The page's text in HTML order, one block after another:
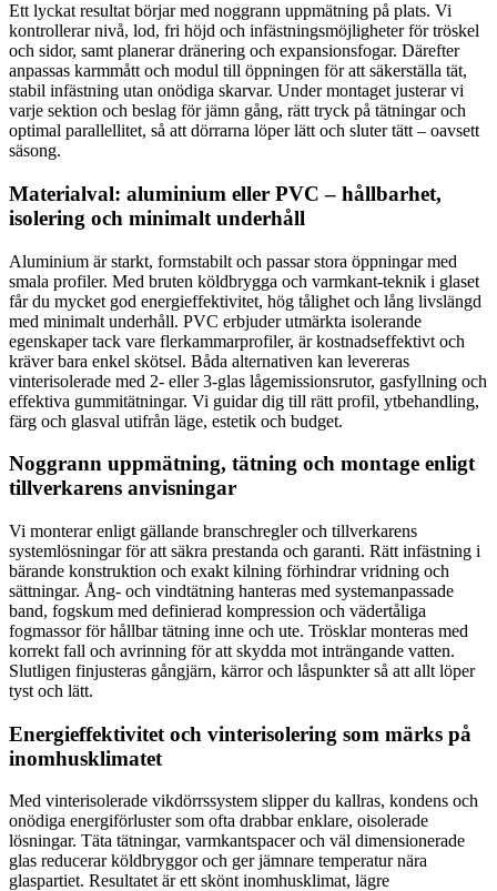
Ett lyckat resultat börjar med noggrann uppmätning på plats. Vi
kontrollerar nivå, lod, fri höjd och infästningsmöjligheter för tröskel
och sidor, samt planerar dränering och expansionsfogar. Därefter
anpassas karmmått och modul till öppningen för att säkerställa tät,
stabil infästning utan onödiga skarvar. Under montaget justerar vi
varje sektion och beslag för jämn gång, rätt tryck på tätningar och
optimal parallellitet, så att dörrarna löper lätt och sluter tätt – oavsett
säsong.
Materialval: aluminium eller PVC – hållbarhet,
isolering och minimalt underhåll
Aluminium är starkt, formstabilt och passar stora öppningar med
smala profiler. Med bruten köldbrygga och varmkant-teknik i glaset
får du mycket god energieffektivitet, hög tålighet och lång livslängd
med minimalt underhåll. PVC erbjuder utmärkta isolerande
egenskaper tack vare flerkammarprofiler, är kostnadseffektivt och
kräver bara enkel skötsel. Båda alternativen kan levereras
vinterisolerade med 2- eller 3-glas lågemissionsrutor, gasfyllning och
effektiva gummitätningar. Vi guidar dig till rätt profil, ytbehandling,
färg och glasval utifrån läge, estetik och budget.
Noggrann uppmätning, tätning och montage enligt
tillverkarens anvisningar
Vi monterar enligt gällande branschregler och tillverkarens
systemlösningar för att säkra prestanda och garanti. Rätt infästning i
bärande konstruktion och exakt kilning förhindrar vridning och
sättningar. Ång- och vindtätning hanteras med systemanpassade
band, fogskum med definierad kompression och vädertåliga
fogmassor för hållbar tätning inne och ute. Trösklar monteras med
korrekt fall och avrinning för att skydda mot inträngande vatten.
Slutligen finjusteras gångjärn, kärror och låspunkter så att allt löper
tyst och lätt.
Energieffektivitet och vinterisolering som märks på
inomhusklimatet
Med vinterisolerade vikdörrssystem slipper du kallras, kondens och
onödiga energiförluster som ofta drabbar enklare, oisolerade
lösningar. Täta tätningar, varmkantspacer och väl dimensionerade
glas reducerar köldbryggor och ger jämnare temperatur nära
glaspartiet. Resultatet är ett skönt inomhusklimat, lägre